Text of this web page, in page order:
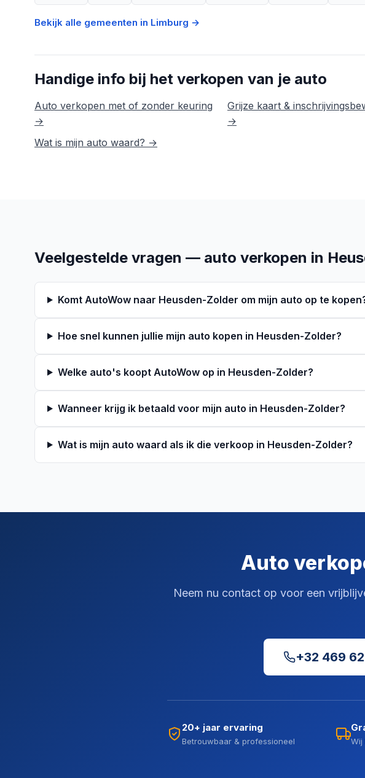
Bekijk alle gemeenten in Limburg →
Handige info bij het verkopen van je auto
Auto verkopen met of zonder keuring
→
Grijze kaart &
→
Wat is mijn auto waard? →
Veelgestelde vragen — auto verkopen in
Komt AutoWow naar Heusden-Zolder om mijn auto op te
Hoe snel kunnen jullie mijn auto kopen in Heusden-Zolder?
Welke auto's koopt AutoWow op in Heusden-Zolder?
Wanneer krijg ik betaald voor mijn auto in Heusden-Zolder?
Wat is mijn auto waard als ik die verkoop in Heusden-Zolder?
Auto
Neem nu contact op voor een
+32 469
20+ jaar ervaring
Betrouwbaar & professioneel Wij